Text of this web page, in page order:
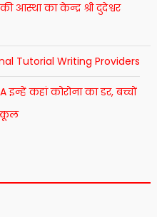
आस्था का केन्द्र श्री दुदेश्वर
Tutorial Writing Providers
इन्हें कहां कोरोना का डर, बच्चों